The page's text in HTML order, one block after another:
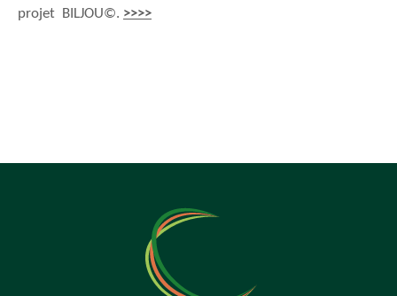
projet BILJOU©. >>>>